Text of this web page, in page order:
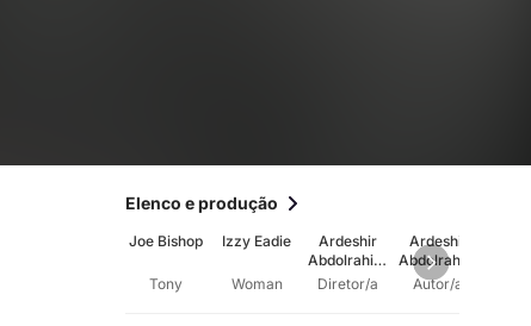
Elenco e produção
Joe Bishop
Tony
Izzy Eadie
Woman
Ardeshir
Abdolrahim
i
Diretor/a
Ardeshir
Abdolrahim
i
Autor/a